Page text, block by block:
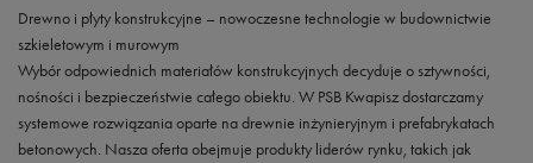
Drewno i płyty konstrukcyjne – nowoczesne technologie w budownictwie
szkieletowym i murowym
Wybór odpowiednich materiałów konstrukcyjnych decyduje o sztywności,
nośności i bezpieczeństwie całego obiektu. W PSB Kwapisz dostarczamy
systemowe rozwiązania oparte na drewnie inżynieryjnym i prefabrykatach
betonowych. Nasza oferta obejmuje produkty liderów rynku, takich jak